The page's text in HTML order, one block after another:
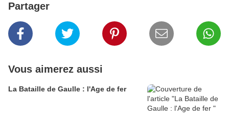
Partager
Vous aimerez aussi
La Bataille de Gaulle : l'Age de fer